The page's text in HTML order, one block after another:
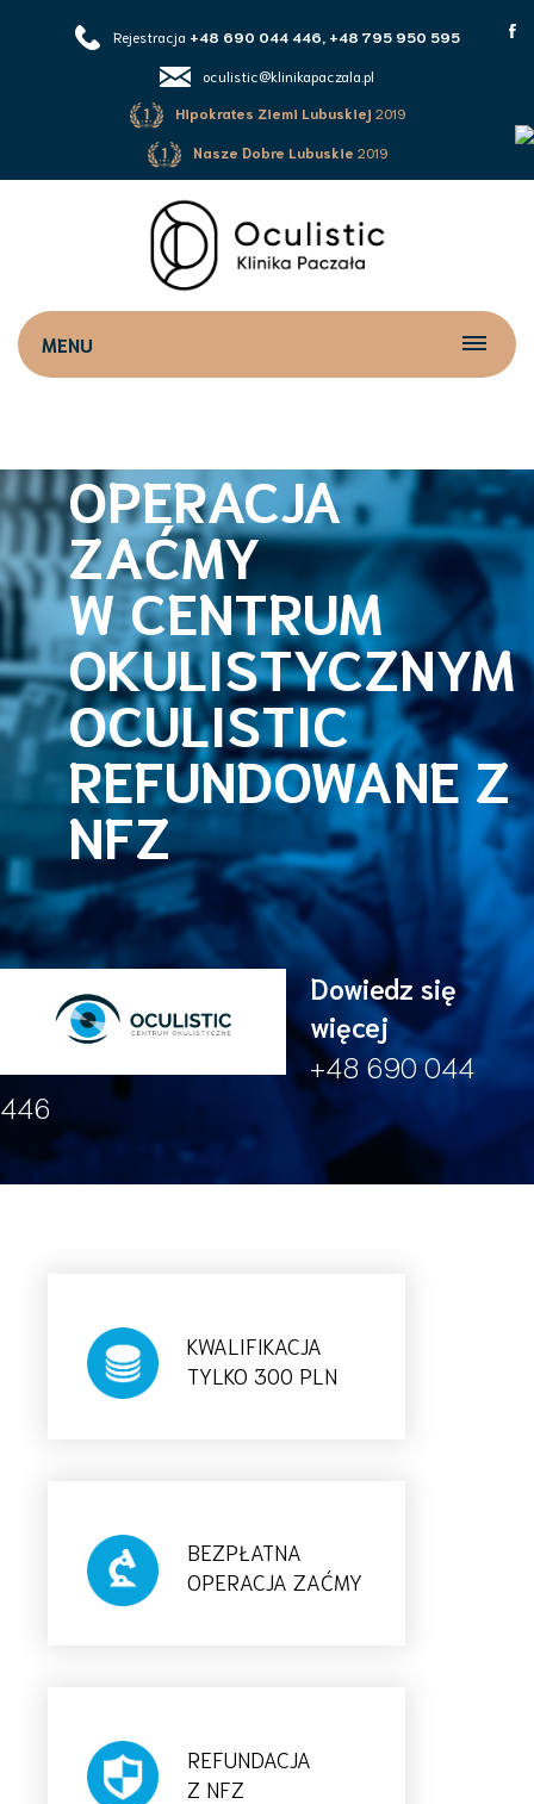
Rejestracja +48 690 044 446, +48 795 950 595
oculistic@klinikapaczala.pl
Hipokrates Ziemi Lubuskiej 2019
Nasze Dobre Lubuskie 2019
MENU
OPERACJA
ZAĆMY
W CENTRUM
OKULISTYCZNYM
OCULISTIC
REFUNDOWANE Z
NFZ
Dowiedz się
więcej
+48 690 044
446
KWALIFIKACJA
TYLKO 300 PLN
BEZPŁATNA
OPERACJA ZAĆMY
REFUNDACJA
Z NFZ